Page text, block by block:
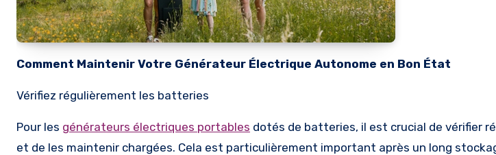
Comment Maintenir Votre Générateur Électrique Autonome en Bon État
Vérifiez régulièrement les batteries
Pour les générateurs électriques portables dotés de batteries, il est crucial de vérifier
et de les maintenir chargées. Cela est particulièrement important après un long